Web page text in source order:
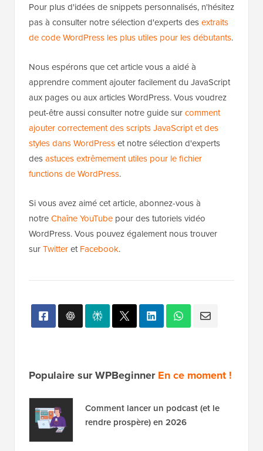
Pour plus d'idées de snippets personnalisés, n'hésitez
pas à consulter notre sélection d'experts desextraits
de code WordPress les plus utiles pour les débutants.
Nous espérons que cet article vous a aidé à
apprendre comment ajouter facilement du JavaScript
aux pages ou aux articles WordPress. Vous voudrez
peut-être aussi consulter notre guide surcomment
ajouter correctement des scripts JavaScript et des
styles dans WordPresset notre sélection d'experts
desastuces extrêmement utiles pour le fichier
functions de WordPress.
Si vous avez aimé cet article, abonnez-vous à
notreChaîne YouTube pour des tutoriels vidéo
WordPress. Vous pouvez également nous trouver
surTwitteretFacebook.
Populaire sur WPBeginnerEn ce moment !
Comment lancer un podcast (et le
rendre prospère) en 2026